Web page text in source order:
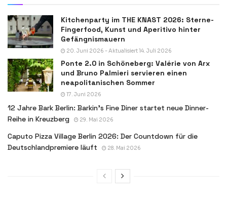
Kitchenparty im THE KNAST 2026: Sterne-
Fingerfood, Kunst und Aperitivo hinter
Gefängnismauern
20. Juni 2026 - Aktualisiert 14. Juli 2026
Ponte 2.0 in Schöneberg: Valérie von Arx
und Bruno Palmieri servieren einen
neapolitanischen Sommer
17. Juni 2026
12 Jahre Bark Berlin: Barkin’s Fine Diner startet neue Dinner-
Reihe in Kreuzberg
29. Mai 2026
Caputo Pizza Village Berlin 2026: Der Countdown für die
Deutschlandpremiere läuft
28. Mai 2026